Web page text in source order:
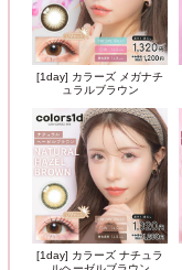
[1day] カラーズ メガナチ
ュラルブラウン
[1day] カラーズ ナチュラ